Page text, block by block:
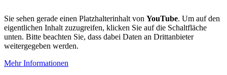
Sie sehen gerade einen Platzhalterinhalt von YouTube. Um auf den
eigentlichen Inhalt zuzugreifen, klicken Sie auf die Schaltfläche
unten. Bitte beachten Sie, dass dabei Daten an Drittanbieter
weitergegeben werden.
Mehr Informationen